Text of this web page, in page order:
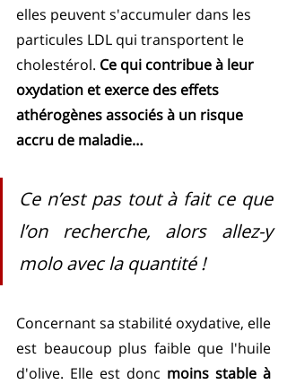
elles peuvent s'accumuler dans les
particules LDL qui transportent le
cholestérol. Ce qui contribue à leur
oxydation et exerce des effets
athérogènes associés à un risque
accru de maladie…
Ce n’est pas tout à fait ce que
l’on recherche, alors allez-y
molo avec la quantité !
Concernant sa stabilité oxydative, elle
est beaucoup plus faible que l'huile
d'olive. Elle est donc moins stable à